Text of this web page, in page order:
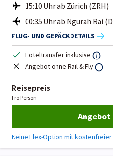
15:10 Uhr ab Zürich (ZRH)
00:35 Uhr ab Ngurah Rai
FLUG- UND GEPÄCKDETAILS
Hoteltransfer inklusive
Angebot ohne Rail & Fly
Reisepreis
Pro Person
Keine Flex-Option mit